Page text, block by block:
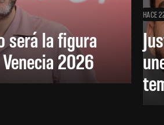
será la figura
2026
HACE